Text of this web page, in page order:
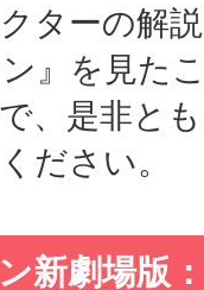
ターの解
』を見た
、是非と
ださい。
新劇場版